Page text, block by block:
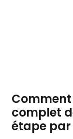
Comment
complet
étape